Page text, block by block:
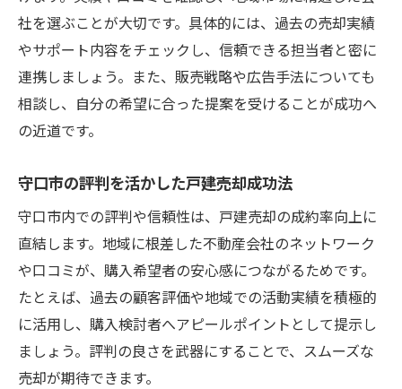
社を選ぶことが大切です。具体的には、過去の売却実績
やサポート内容をチェックし、信頼できる担当者と密に
連携しましょう。また、販売戦略や広告手法についても
相談し、自分の希望に合った提案を受けることが成功へ
の近道です。
守口市の評判を活かした戸建売却成功法
守口市内での評判や信頼性は、戸建売却の成約率向上に
直結します。地域に根差した不動産会社のネットワーク
や口コミが、購入希望者の安心感につながるためです。
たとえば、過去の顧客評価や地域での活動実績を積極的
に活用し、購入検討者へアピールポイントとして提示し
ましょう。評判の良さを武器にすることで、スムーズな
売却が期待できます。